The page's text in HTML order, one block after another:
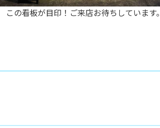
この看板が目印！ご来店お待ちしています。